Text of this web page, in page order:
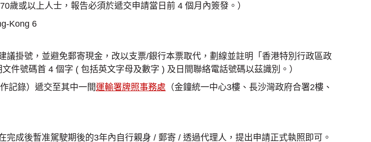
歲或以上人士，報告必須於遞交申請當日前 4 個月內簽發。）
掛號，並避免郵寄現金，改以支票/銀行本票取代，劃線並註明「香港特別行政區政
件號碼首 4 個字 ( 包括英文字母及數字 ) 及日間聯絡電話號碼以茲識別。）
記錄）遞交至其中一間運輸署牌照事務處 （金鐘統一中心3樓、長沙灣政府合署2樓、
成後暫准駕駛期後的3年內自行親身 / 郵寄 / 透過代理人，提出申請正式執照即可。